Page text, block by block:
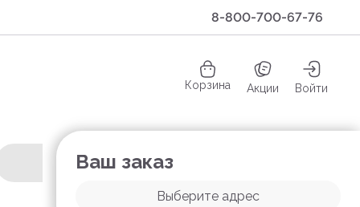
8-800-700-67-76
Корзина Акции Войти
Ваш заказ
Выберите адрес